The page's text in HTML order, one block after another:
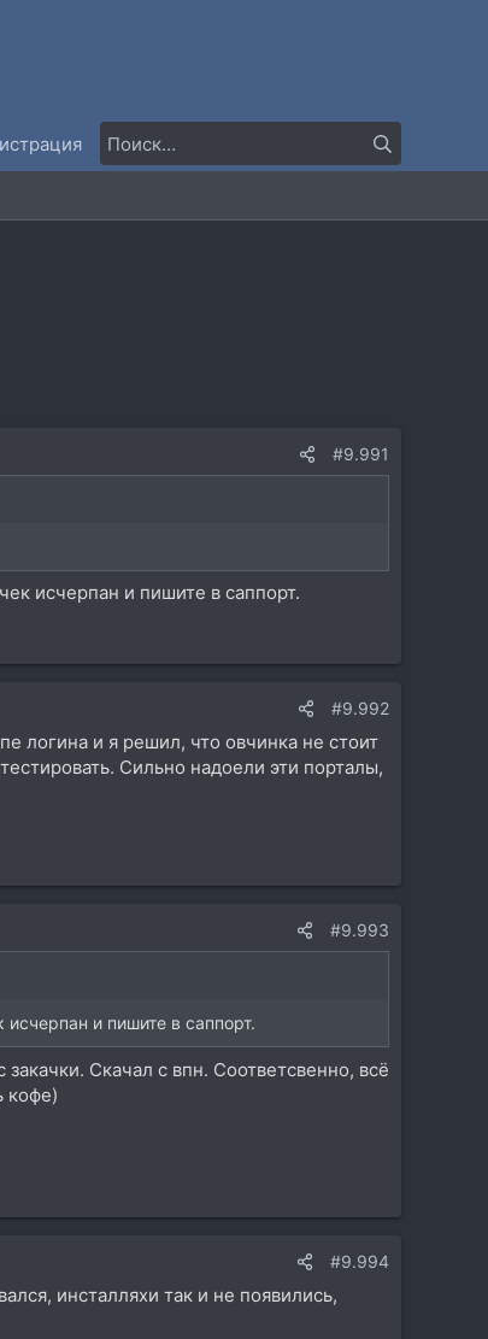
#9.991
исчерпан и пишите в саппорт.
#9.992
логина и я решил, что овчинка не стоит
Сильно надоели эти порталы,
#9.993
и пишите в саппорт.
Скачал с впн. Соответсвенно, всё
кофе)
#9.994
инсталляхи так и не появились,